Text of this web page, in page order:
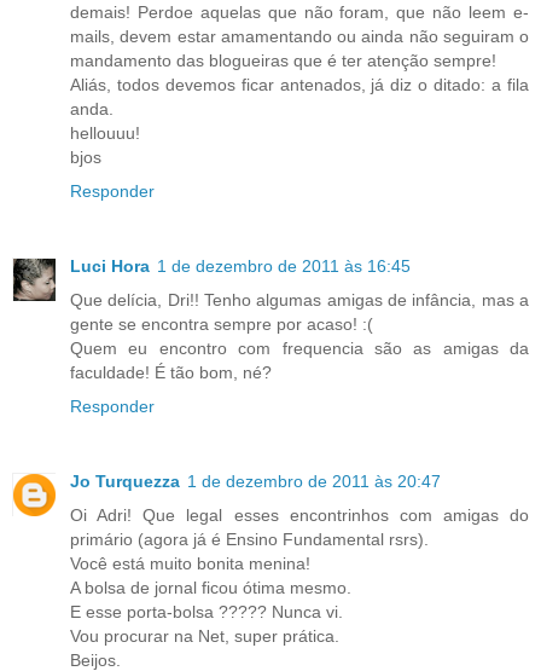
demais! Perdoe aquelas que não foram, que não leem e-
mails, devem estar amamentando ou ainda não seguiram o
mandamento das blogueiras que é ter atenção sempre!
Aliás, todos devemos ficar antenados, já diz o ditado: a fila
anda.
hellouuu!
bjos
Responder
Luci Hora 1 de dezembro de 2011 às 16:45
Que delícia, Dri!! Tenho algumas amigas de infância, mas a
gente se encontra sempre por acaso! :(
Quem eu encontro com frequencia são as amigas da
faculdade! É tão bom, né?
Responder
Jo Turquezza 1 de dezembro de 2011 às 20:47
Oi Adri! Que legal esses encontrinhos com amigas do
primário (agora já é Ensino Fundamental rsrs).
Você está muito bonita menina!
A bolsa de jornal ficou ótima mesmo.
E esse porta-bolsa ????? Nunca vi.
Vou procurar na Net, super prática.
Beijos.